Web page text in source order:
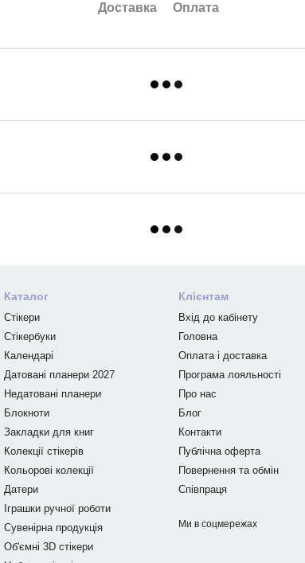
Доставка Оплата
Каталог
Стікери
Стікербуки
Календарі
Датовані планери 2027
Недатовані планери
Блокноти
Закладки для книг
Колекції стікерів
Кольорові колекції
Датери
Іграшки ручної роботи
Сувенірна продукція
Об'ємні 3D стікери
Клієнтам
Вхід до кабінету
Головна
Оплата і доставка
Програма лояльності
Про нас
Блог
Контакти
Публічна оферта
Повернення та обмін
Співпраця
Ми в соцмережах